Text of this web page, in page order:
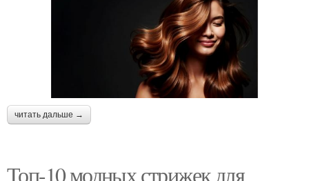
читать дальше →
Топ-10 модных стрижек для